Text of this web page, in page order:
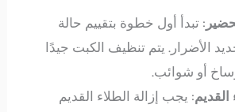
: تبدأ أول خطوة بتقييم حالة
الأضرار. يتم تنظيف الكبت جيدًا
أو شوائب.
القديم: يجب إزالة الطلاء القديم